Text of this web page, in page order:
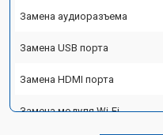
Замена аудиоразъема
Замена USB порта
Замена HDMI порта
Замена модуля Wi-Fi